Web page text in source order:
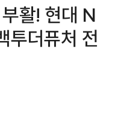
활! 현대 N
투더퓨처 전